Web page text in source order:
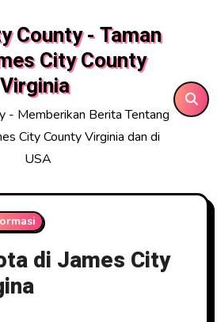
County - Taman
City County
Virginia
- Memberikan Berita Tentang
City County Virginia dan di
USA
di James City